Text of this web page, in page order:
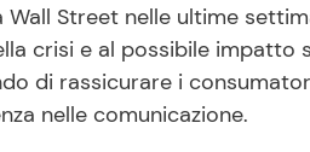
Street nelle ultime
crisi e al possibile impatto
di rassicurare i
nelle comunicazione.